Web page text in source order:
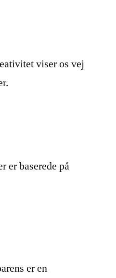
viser os vej
er baserede på
er en